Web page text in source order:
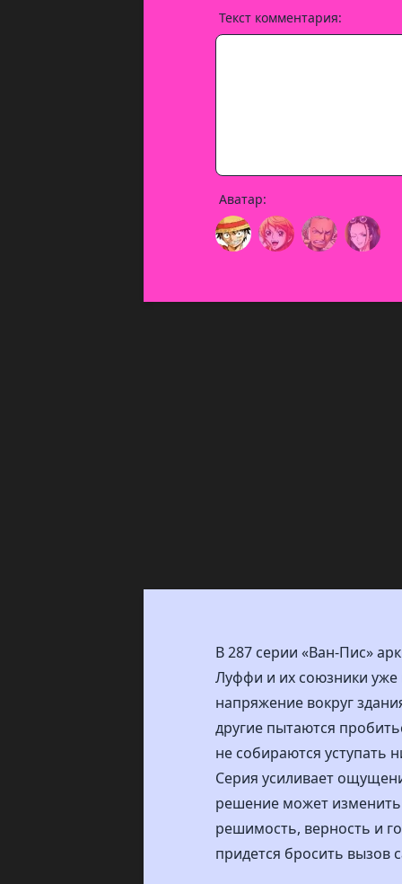
Текст комментария:
Аватар:
В 287 серии «Ван-Пис»
Луффи и их союзники уже
напряжение вокруг
другие пытаются
не собираются уступать
Серия усиливает
решение может
решимость, верность и
придется бросить вызов